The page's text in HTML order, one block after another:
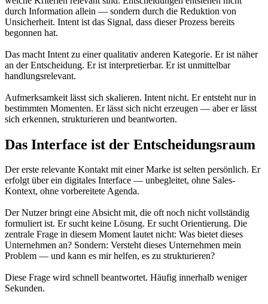
durch Information allein — sondern durch die Reduktion von
Unsicherheit. Intent ist das Signal, dass dieser Prozess bereits
begonnen hat.
Das macht Intent zu einer qualitativ anderen Kategorie. Er ist näher
an der Entscheidung. Er ist interpretierbar. Er ist unmittelbar
handlungsrelevant.
Aufmerksamkeit lässt sich skalieren. Intent nicht. Er entsteht nur in
bestimmten Momenten. Er lässt sich nicht erzeugen — aber er lässt
sich erkennen, strukturieren und beantworten.
Das Interface ist der Entscheidungsraum
Der erste relevante Kontakt mit einer Marke ist selten persönlich. Er
erfolgt über ein digitales Interface — unbegleitet, ohne Sales-
Kontext, ohne vorbereitete Agenda.
Der Nutzer bringt eine Absicht mit, die oft noch nicht vollständig
formuliert ist. Er sucht keine Lösung. Er sucht Orientierung. Die
zentrale Frage in diesem Moment lautet nicht: Was bietet dieses
Unternehmen an? Sondern: Versteht dieses Unternehmen mein
Problem — und kann es mir helfen, es zu strukturieren?
Diese Frage wird schnell beantwortet. Häufig innerhalb weniger
Sekunden.